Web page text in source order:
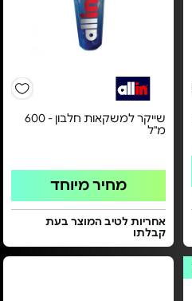
שייקר למשקאות חלבון - 600
מ"ל
מחיר מיוחד
אחריות לטיב המוצר בעת
קבלתו